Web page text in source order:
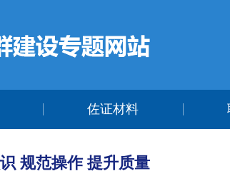
佐证材料
规范操作 提升质量